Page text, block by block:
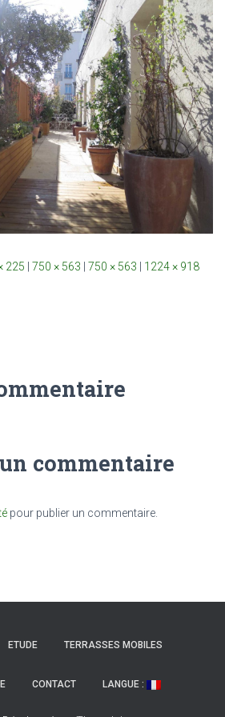
225 | 750 × 563 | 750 × 563 | 1224 × 918
commentaire
pour publier un commentaire.
ETUDE TERRASSES MOBILES
CONTACT LANGUE :